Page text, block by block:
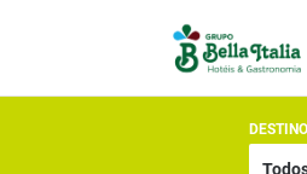
Rede Bella